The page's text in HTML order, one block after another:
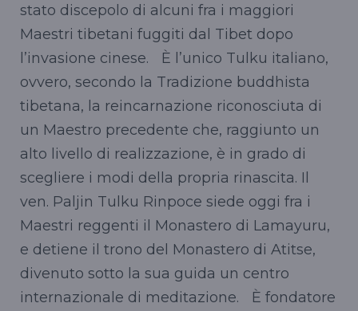
stato discepolo di alcuni fra i maggiori
Maestri tibetani fuggiti dal Tibet dopo
l’invasione cinese. È l’unico Tulku italiano,
ovvero, secondo la Tradizione buddhista
tibetana, la reincarnazione riconosciuta di
un Maestro precedente che, raggiunto un
alto livello di realizzazione, è in grado di
scegliere i modi della propria rinascita. Il
ven. Paljin Tulku Rinpoce siede oggi fra i
Maestri reggenti il Monastero di Lamayuru,
e detiene il trono del Monastero di Atitse,
divenuto sotto la sua guida un centro
internazionale di meditazione. È fondatore